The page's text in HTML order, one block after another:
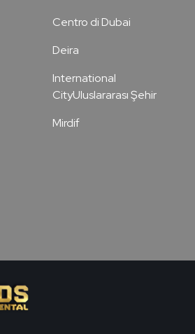
Centro di Dubai
Deira
International
CityUluslararası Şehir
Mirdif